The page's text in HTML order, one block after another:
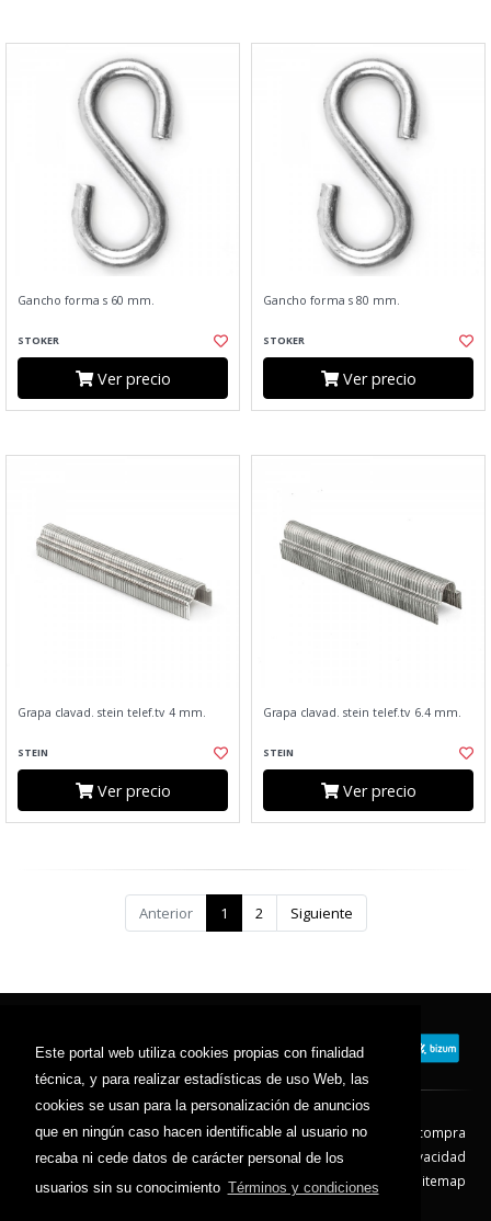
Este portal web utiliza cookies propias con finalidad
técnica, y para realizar estadísticas de uso Web, las
cookies se usan para la personalización de anuncios
que en ningún caso hacen identificable al usuario no
recaba ni cede datos de carácter personal de los
usuarios sin su conocimiento Términos y condiciones
Gancho forma s 60 mm.
STOKER
Ver precio
Gancho forma s 80 mm.
STOKER
Ver precio
Grapa clavad. stein telef.tv 4 mm.
STEIN
Ver precio
Grapa clavad. stein telef.tv 6.4 mm.
STEIN
Ver precio
Anterior 1 2 Siguiente
Contacto Aviso Legal
Condiciones de compra
Política de envíos
Política de devolución
Política de Privacidad
Política de Cookies
Sitemap